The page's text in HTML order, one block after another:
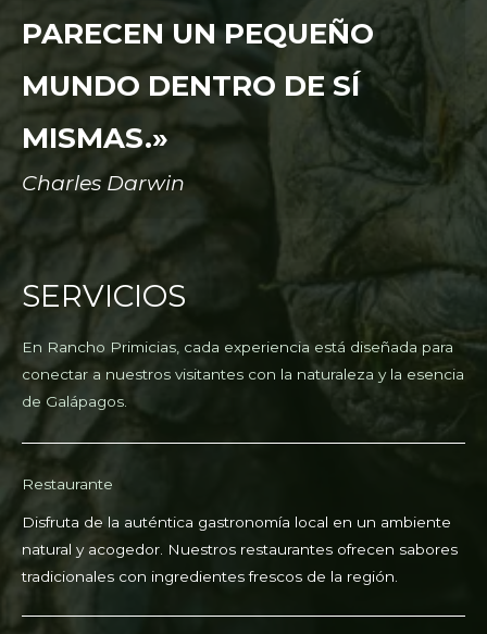
SERVICIOS
En Rancho Primicias, cada experiencia está diseñada para
conectar a nuestros visitantes con la naturaleza y la esencia
de Galápagos.
Restaurante
Disfruta de la auténtica gastronomía local en un ambiente
natural y acogedor. Nuestros restaurantes ofrecen sabores
tradicionales con ingredientes frescos de la región.
PARECEN UN PEQUEÑO
MUNDO DENTRO DE SÍ
MISMAS.»
Charles Darwin